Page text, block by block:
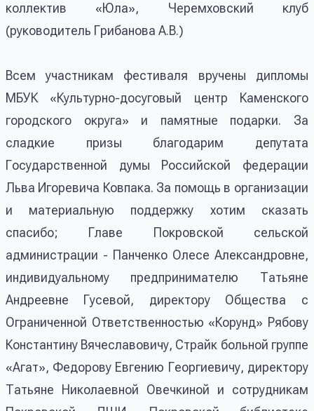
коллектив «Юла», Черемховский клуб
(руководитель Грибанова А.В.)
Всем участникам фестиваля вручены дипломы
МБУК «Культурно-досуговый центр Каменского
городского округа» и памятные подарки. За
сладкие призы благодарим депутата
Государственной думы Российской федерации
Льва Игоревича Ковпака. За помощь в организации
и материальную поддержку хотим сказать
спасибо; Главе Покровской сельской
администрации - Панченко Олесе Александровне,
индивидуальному предпринимателю Татьяне
Андреевне Гусевой, директору Общества с
Ограниченной Ответственностью «Корунд» Рябову
Константину Вячеславовичу, Страйк больной группе
«Агат», Федорову Евгению Георгиевичу, директору
Татьяне Николаевной Овечкиной и сотрудникам